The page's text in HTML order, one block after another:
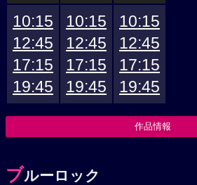
10:15
12:45
17:15
19:45
10:15
12:45
17:15
19:45
10:15
12:45
17:15
19:45
作品情報
ブルーロック